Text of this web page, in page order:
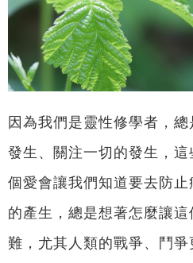
因為我們是靈性修學者，
發生、關注一切的發生，
個愛會讓我們知道要去防
的產生，總是想著怎麼讓
難，尤其人類的戰爭、鬥